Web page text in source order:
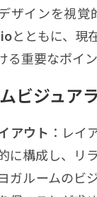
ザインを視
とともに、現
る重要なポイ
ビジュア
アウト ：レイ
に構成し、リ
ガルームのビ